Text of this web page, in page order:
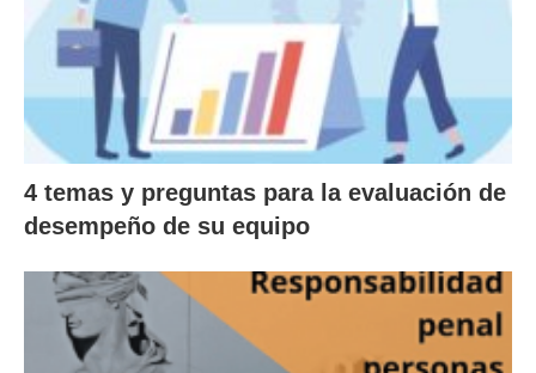
4 temas y preguntas para la evaluación de
desempeño de su equipo